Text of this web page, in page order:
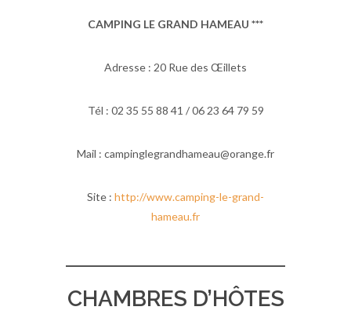
CAMPING LE GRAND HAMEAU ***
Adresse : 20 Rue des Œillets
Tél : 02 35 55 88 41 / 06 23 64 79 59
Mail : campinglegrandhameau@orange.fr
Site : http://www.camping-le-grand-
hameau.fr
CHAMBRES D’HÔTES